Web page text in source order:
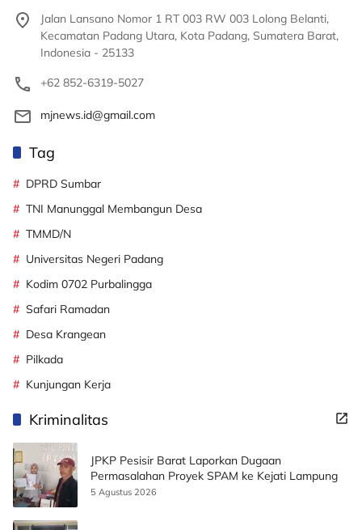
Jalan Lansano Nomor 1 RT 003 RW 003 Lolong Belanti,
Kecamatan Padang Utara, Kota Padang, Sumatera Barat,
Indonesia - 25133
+62 852-6319-5027
mjnews.id@gmail.com
Tag
DPRD Sumbar
TNI Manunggal Membangun Desa
TMMD/N
Universitas Negeri Padang
Kodim 0702 Purbalingga
Safari Ramadan
Desa Krangean
Pilkada
Kunjungan Kerja
Kriminalitas
JPKP Pesisir Barat Laporkan Dugaan
Permasalahan Proyek SPAM ke Kejati Lampung
5 Agustus 2026